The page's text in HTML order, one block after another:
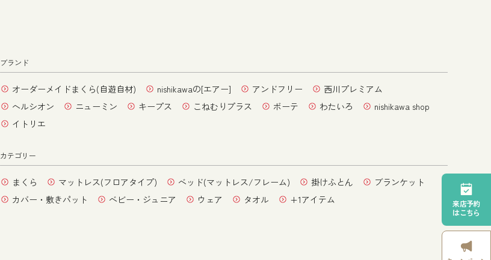
来店予約
はこちら
ブランド
オーダーメイドまくら(自遊自材) nishikawaの[エアー] アンドフリー
西川プレミアム
ヘルシオン
ニューミン キープス こねむりプラス ボーテ わたいろ
nishikawa shop
イトリエ
カテゴリー
まくら マットレス(フロアタイプ) ベッド(マットレス/フレーム) 掛けふとん
ブランケット
カバー・敷きパット
ベビー・ジュニア ウェア タオル +1アイテム